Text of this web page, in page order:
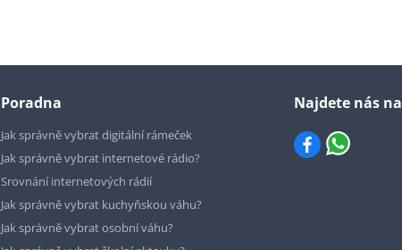
Poradna
Jak správně vybrat digitální rámeček
Jak správně vybrat internetové rádio?
Srovnání internetových rádií
Jak správně vybrat kuchyňskou váhu?
Jak správně vybrat osobní váhu?
Najdete nás na